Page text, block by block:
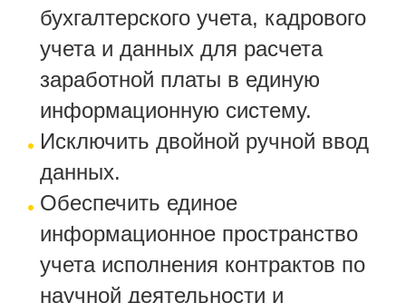
бухгалтерского учета, кадрового
учета и данных для расчета
заработной платы в единую
информационную систему.
Исключить двойной ручной ввод
данных.
Обеспечить единое
информационное пространство
учета исполнения контрактов по
научной деятельности и